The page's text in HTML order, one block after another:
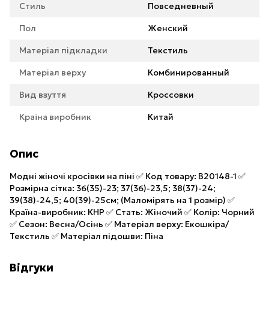
Стиль Повседневный
Пол Женский
Матеріал підкладки Текстиль
Матеріал верху Комбинированный
Вид взуття Кроссовки
Країна виробник Китай
Опис
Модні жіночі кросівки на піні ✅ Код товару: B20148-1 ✅
Розмірна сітка: 36(35)-23; 37(36)-23,5; 38(37)-24;
39(38)-24,5; 40(39)-25см; (Маломірять на 1 розмір) ✅
Країна-виробник: КНР ✅ Стать: Жіночий ✅ Колір: Чорний
✅ Сезон: Весна/Осінь ✅ Матеріал верху: Екошкіра/
Текстиль ✅ Матеріал підошви: Піна
Відгуки